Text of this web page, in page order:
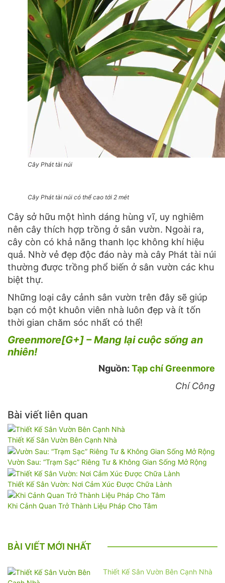
Cây Phát tài núi
Cây Phát tài núi có thể cao tới 2 mét
Cây sở hữu một hình dáng hùng vĩ, uy nghiêm
nên cây thích hợp trồng ở sân vườn. Ngoài ra,
cây còn có khả năng thanh lọc không khí hiệu
quả. Nhờ vẻ đẹp độc đáo này mà cây Phát tài núi
thường được trồng phổ biến ở sân vườn các khu
biệt thự.
Những loại cây cảnh sân vườn trên đây sẽ giúp
bạn có một khuôn viên nhà luôn đẹp và ít tốn
thời gian chăm sóc nhất có thể!
Greenmore[G+] – Mang lại cuộc sống an
nhiên!
Nguồn: Tạp chí Greenmore
Chí Công
Bài viết liên quan
Thiết Kế Sân Vườn Bên Cạnh Nhà
Vườn Sau: “Trạm Sạc” Riêng Tư & Không Gian Sống Mở Rộng
Thiết Kế Sân Vườn: Nơi Cảm Xúc Được Chữa Lành
Khi Cảnh Quan Trở Thành Liệu Pháp Cho Tâm
BÀI VIẾT MỚI NHẤT
Thiết Kế Sân Vườn Bên Cạnh Nhà